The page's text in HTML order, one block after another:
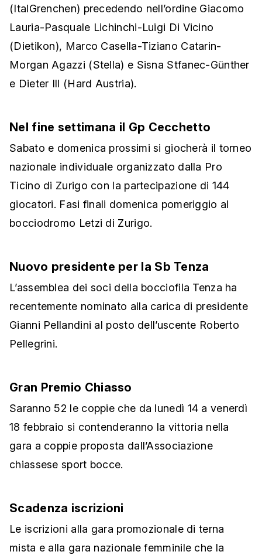
(ItalGrenchen) precedendo nell’ordine Giacomo
Lauria-Pasquale Lichinchi-Luigi Di Vicino
(Dietikon), Marco Casella-Tiziano Catarin-
Morgan Agazzi (Stella) e Sisna Stfanec-Günther
e Dieter Ill (Hard Austria).
Nel fine settimana il Gp Cecchetto
Sabato e domenica prossimi si giocherà il torneo
nazionale individuale organizzato dalla Pro
Ticino di Zurigo con la partecipazione di 144
giocatori. Fasi finali domenica pomeriggio al
bocciodromo Letzi di Zurigo.
Nuovo presidente per la Sb Tenza
L’assemblea dei soci della bocciofila Tenza ha
recentemente nominato alla carica di presidente
Gianni Pellandini al posto dell’uscente Roberto
Pellegrini.
Gran Premio Chiasso
Saranno 52 le coppie che da lunedì 14 a venerdì
18 febbraio si contenderanno la vittoria nella
gara a coppie proposta dall’Associazione
chiassese sport bocce.
Scadenza iscrizioni
Le iscrizioni alla gara promozionale di terna
mista e alla gara nazionale femminile che la